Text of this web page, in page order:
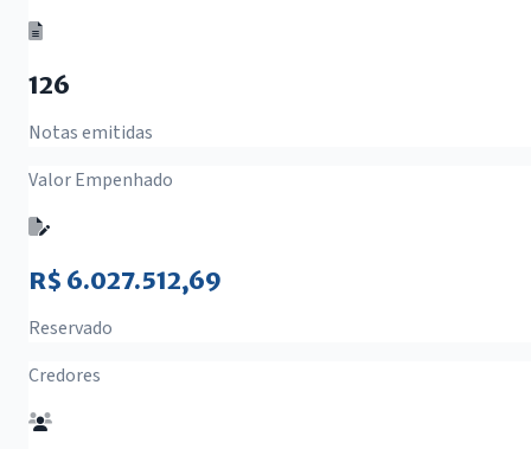
126
Notas emitidas
Valor Empenhado
R$ 6.027.512,69
Reservado
Credores